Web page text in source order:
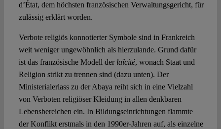
d’État, dem höchsten französischen Verwaltungsgericht, für
zulässig erklärt worden.
Verbote religiös konnotierter Symbole sind in Frankreich
weit weniger ungewöhnlich als hierzulande. Grund dafür
ist das französische Modell der laïcité, wonach Staat und
Religion strikt zu trennen sind (dazu unten). Der
Ministerialerlass zu der Abaya reiht sich in eine Vielzahl
von Verboten religiöser Kleidung in allen denkbaren
Lebensbereichen ein. In Bildungseinrichtungen flammte
der Konflikt erstmals in den 1990er-Jahren auf, als einzelne